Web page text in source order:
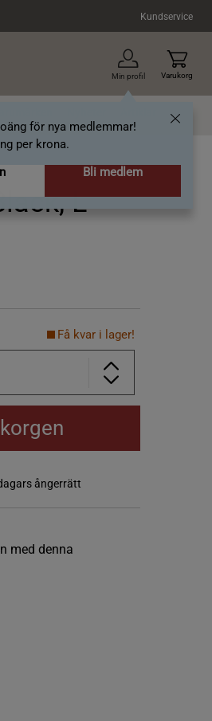
Kundservice
Min profil
för nya medlemmar!
per krona.
Bli medlem
Varukorg
L
Få kvar i lager!
ångerrätt
med denna